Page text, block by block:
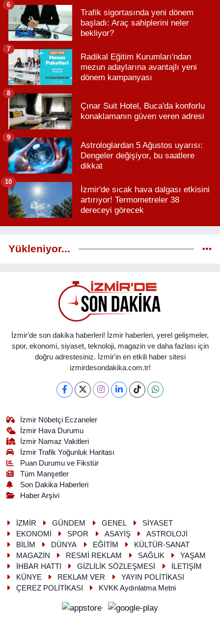
Trafik sigortasında yeni dönem
başladı: Araç sahiplerini neler
bekliyor?
6
Radikal Eğitim Kurumları'ndan
mezun adaylarına avantajlı yeni
dönem kampanyası
7
Çınar Suit Hotel, Buca'da konforlu
konaklamanın güven veren adresi
8
Astrologlardan 5 Ağustos uyarısı:
Dengeler değişiyor, bu saatlere
dikkat
9
İzmir'de sıcak hava dalgası etkisini
artırıyor! Termometreler 38
dereceyi görecek
10
Yükleniyor...
İzmir'de son dakika haberleri! İzmir haberleri, yerel gelişmeler,
spor, ekonomi, siyaset, teknoloji, magazin ve daha fazlası için
doğru adrestesiniz. İzmir'in en etkili haber sitesi
izmirdesondakika.com.tr!
İzmir Nöbetçi Eczaneler
İzmir Hava Durumu
İzmir Namaz Vakitleri
İzmir Trafik Yoğunluk Haritası
Puan Durumu ve Fikstür
Tüm Manşetler
Son Dakika Haberleri
Haber Arşivi
İZMİR GÜNDEM GENEL
SİYASET
EKONOMİ
SPOR ASAYİŞ
ASTROLOJİ
BİLİM
DÜNYA EĞİTİM
KÜLTÜR-SANAT
MAGAZİN
RESMİ REKLAM SAĞLIK
YAŞAM
İHBAR HATTI
GİZLİLİK SÖZLEŞMESİ
İLETİŞİM
KÜNYE
REKLAM VER
YAYIN POLİTİKASI
ÇEREZ POLİTİKASI
KVKK Aydınlatma Metni